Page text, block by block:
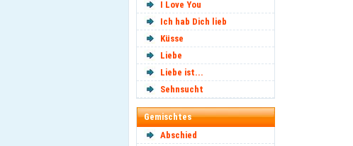
I Love You
Ich hab Dich lieb
Küsse
Liebe
Liebe ist...
Sehnsucht
Gemischtes
Abschied